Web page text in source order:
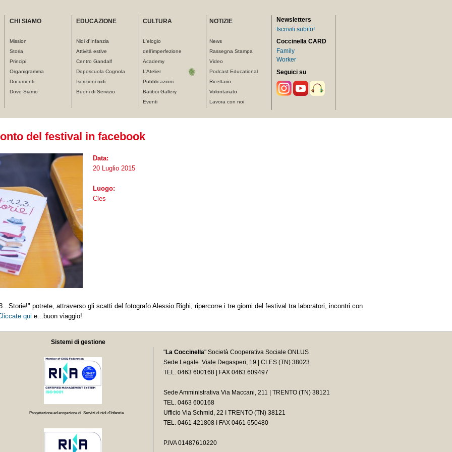
CHI SIAMO
Mission
Storia
Principi
Organigramma
Documenti
Dove Siamo
EDUCAZIONE
Nidi d'Infanzia
Attività estive
Centro Gandalf
Doposcuola Cognola
Iscrizioni nidi
Buoni di Servizio
CULTURA
L'elogio
dell'imperfezione
Academy
L’Atelier
Pubblicazioni
Batibōi Gallery
Eventi
NOTIZIE
News
Rassegna Stampa
Video
Podcast Educational
Ricettario
Volontariato
Lavora con noi
Newsletters
Iscriviti subito!
Coccinella CARD
Family
Worker
Seguici su
del festival in facebook
Data:
20 Luglio 2015
Luogo:
Cles
potrete, attraverso gli scatti del fotografo Alessio Righi, ripercorre i tre giorni del festival tra laboratori, incontri con
qui e...buon viaggio!
Sistemi di gestione
Progettazione ed erogazione di Servizi di nidi d’Infanzia
"La Coccinella" Società Cooperativa Sociale ONLUS
Sede Legale Viale Degasperi, 19 | CLES (TN) 38023
TEL. 0463 600168 | FAX 0463 609497
Sede Amministrativa Via Maccani, 211 | TRENTO (TN) 38121
TEL. 0463 600168
Ufficio Via Schmid, 22 I TRENTO (TN) 38121
TEL. 0461 421808 I FAX 0461 650480
P.IVA 01487610220